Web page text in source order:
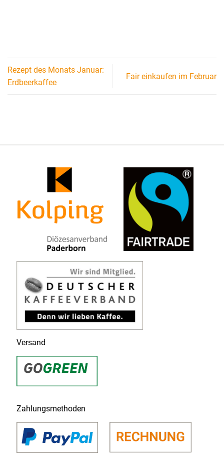
Rezept des Monats Januar:
Erdbeerkaffee
Fair einkaufen im Februar
Versand
Zahlungsmethoden